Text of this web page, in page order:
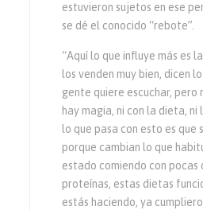
estuvieron sujetos en ese
se dé el conocido “rebote”.
“Aquí lo que influye más es
los venden muy bien, dicen
gente quiere escuchar, pero
hay magia, ni con la dieta, ni
lo que pasa con esto es que
porque cambian lo que
estado comiendo con pocas
proteínas, estas dietas
estás haciendo, ya